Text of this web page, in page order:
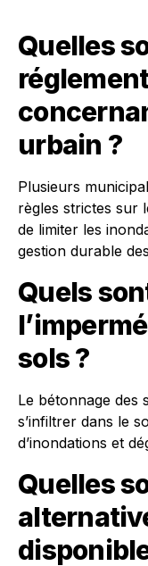
Quelles
urbain ?
Plusieurs
règles strictes sur
de limiter les
gestion durable
Quels
sols ?
Le bétonnage des
s’infiltrer dans le
d’inondations et
Quelles